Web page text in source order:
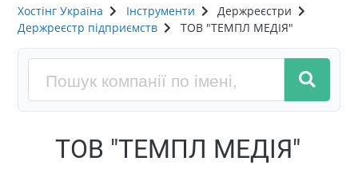
Хостінг Україна Інструменти
Держреєстри
Держреєстр підприємств
ТОВ "ТЕМПЛ МЕДІЯ"
ТОВ "ТЕМПЛ МЕДІЯ"